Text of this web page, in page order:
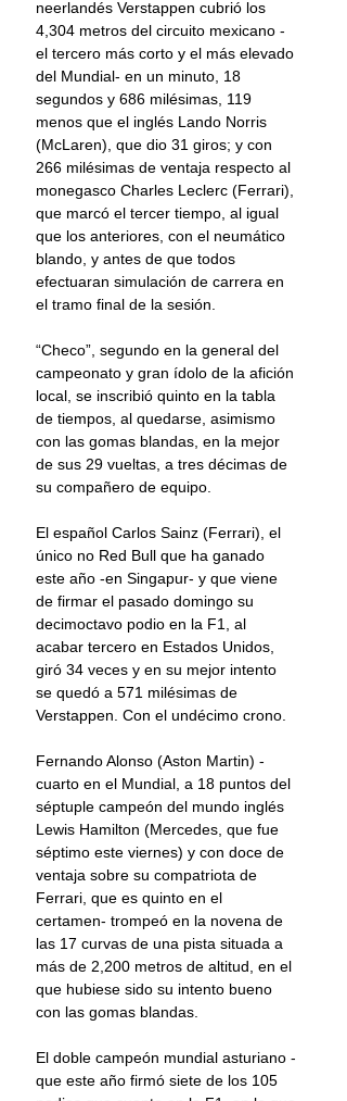
neerlandés Verstappen cubrió los
4,304 metros del circuito mexicano -
el tercero más corto y el más elevado
del Mundial- en un minuto, 18
segundos y 686 milésimas, 119
menos que el inglés Lando Norris
(McLaren), que dio 31 giros; y con
266 milésimas de ventaja respecto al
monegasco Charles Leclerc (Ferrari),
que marcó el tercer tiempo, al igual
que los anteriores, con el neumático
blando, y antes de que todos
efectuaran simulación de carrera en
el tramo final de la sesión.
“Checo”, segundo en la general del
campeonato y gran ídolo de la afición
local, se inscribió quinto en la tabla
de tiempos, al quedarse, asimismo
con las gomas blandas, en la mejor
de sus 29 vueltas, a tres décimas de
su compañero de equipo.
El español Carlos Sainz (Ferrari), el
único no Red Bull que ha ganado
este año -en Singapur- y que viene
de firmar el pasado domingo su
decimoctavo podio en la F1, al
acabar tercero en Estados Unidos,
giró 34 veces y en su mejor intento
se quedó a 571 milésimas de
Verstappen. Con el undécimo crono.
Fernando Alonso (Aston Martin) -
cuarto en el Mundial, a 18 puntos del
séptuple campeón del mundo inglés
Lewis Hamilton (Mercedes, que fue
séptimo este viernes) y con doce de
ventaja sobre su compatriota de
Ferrari, que es quinto en el
certamen- trompeó en la novena de
las 17 curvas de una pista situada a
más de 2,200 metros de altitud, en el
que hubiese sido su intento bueno
con las gomas blandas.
El doble campeón mundial asturiano -
que este año firmó siete de los 105